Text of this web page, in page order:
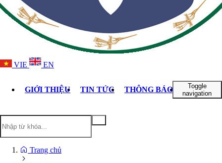
VIE EN
GIỚI THIỆU TIN TỨC THÔNG BÁO DỊCH VỤ
Toggle
navigation
Trang chủ